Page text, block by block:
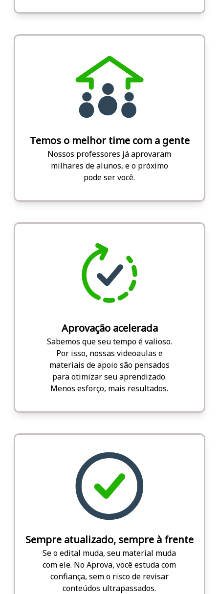
Temos o melhor time com a gente
Nossos professores já aprovaram
milhares de alunos, e o próximo
pode ser você.
Aprovação acelerada
Sabemos que seu tempo é valioso.
Por isso, nossas videoaulas e
materiais de apoio são pensados
para otimizar seu aprendizado.
Menos esforço, mais resultados.
Sempre atualizado, sempre à frente
Se o edital muda, seu material muda
com ele. No Aprova, você estuda com
confiança, sem o risco de revisar
conteúdos ultrapassados.